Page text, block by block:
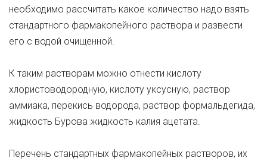
необходимо рассчитать какое количество надо взять
стандартного фармакопейного раствора и развести
его с водой очищенной.
К таким растворам можно отнести кислоту
хлористоводородную, кислоту уксусную, раствор
аммиака, перекись водорода, раствор формальдегида,
жидкость Бурова жидкость калия ацетата.
Перечень стандартных фармакопейных растворов, их